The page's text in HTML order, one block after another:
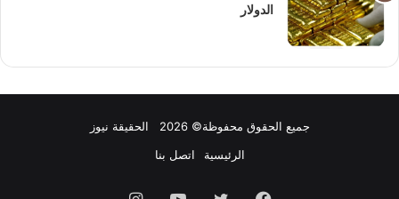
الدولار
جميع الحقوق محفوظة© 2026 الحقيقة نيوز
الرئيسية
اتصل بنا